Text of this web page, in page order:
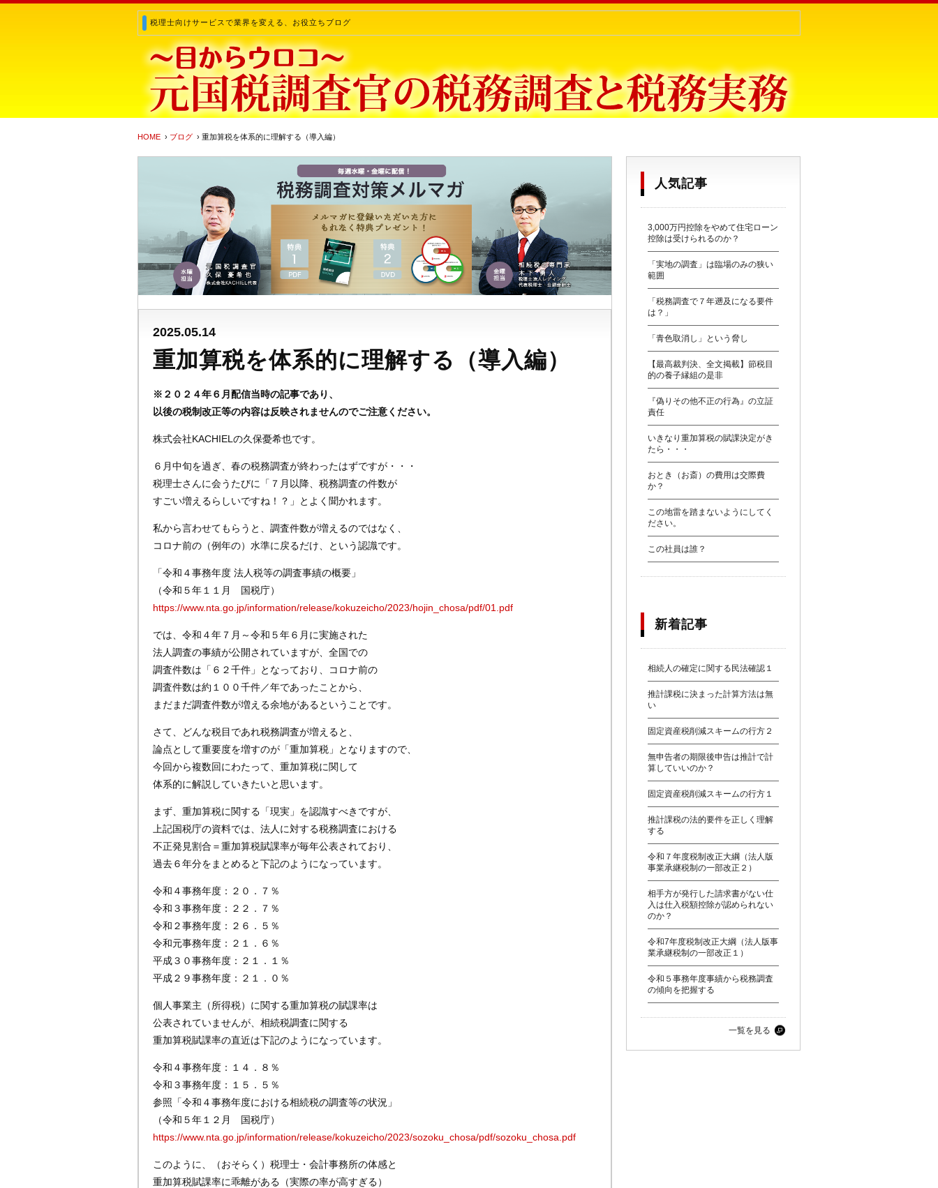
税理士向けサービスで業界を変える、お役立ちブログ
HOME › ブログ › 重加算税を体系的に理解する（導入編）
2025.05.14
重加算税を体系的に理解する（導入編）
※２０２４年６月配信当時の記事であり、
以後の税制改正等の内容は反映されませんのでご注意ください。
株式会社KACHIELの久保憂希也です。
６月中旬を過ぎ、春の税務調査が終わったはずですが・・・
税理士さんに会うたびに「７月以降、税務調査の件数が
すごい増えるらしいですね！？」とよく聞かれます。
私から言わせてもらうと、調査件数が増えるのではなく、
コロナ前の（例年の）水準に戻るだけ、という認識です。
「令和４事務年度 法人税等の調査事績の概要」
（令和５年１１月 国税庁）
https://www.nta.go.jp/information/release/kokuzeicho/2023/hojin_chosa/pdf/01.pdf
では、令和４年７月～令和５年６月に実施された
法人調査の事績が公開されていますが、全国での
調査件数は「６２千件」となっており、コロナ前の
調査件数は約１００千件／年であったことから、
まだまだ調査件数が増える余地があるということです。
さて、どんな税目であれ税務調査が増えると、
論点として重要度を増すのが「重加算税」となりますので、
今回から複数回にわたって、重加算税に関して
体系的に解説していきたいと思います。
まず、重加算税に関する「現実」を認識すべきですが、
上記国税庁の資料では、法人に対する税務調査における
不正発見割合＝重加算税賦課率が毎年公表されており、
過去６年分をまとめると下記のようになっています。
令和４事務年度：２０．７％
令和３事務年度：２２．７％
令和２事務年度：２６．５％
令和元事務年度：２１．６％
平成３０事務年度：２１．１％
平成２９事務年度：２１．０％
個人事業主（所得税）に関する重加算税の賦課率は
公表されていませんが、相続税調査に関する
重加算税賦課率の直近は下記のようになっています。
令和４事務年度：１４．８％
令和３事務年度：１５．５％
参照「令和４事務年度における相続税の調査等の状況」
（令和５年１２月 国税庁）
https://www.nta.go.jp/information/release/kokuzeicho/2023/sozoku_chosa/pdf/sozoku_chosa.pdf
このように、（おそらく）税理士・会計事務所の体感と
重加算税賦課率に乖離がある（実際の率が高すぎる）
人気記事
3,000万円控除をやめて住宅ローン
控除は受けられるのか？
「実地の調査」は臨場のみの狭い
範囲
「税務調査で７年遡及になる要件
は？」
「青色取消し」という脅し
【最高裁判決、全文掲載】節税目
的の養子縁組の是非
『偽りその他不正の行為』の立証
責任
いきなり重加算税の賦課決定がき
たら・・・
おとき（お斎）の費用は交際費
か？
この地雷を踏まないようにしてく
ださい。
この社員は誰？
新着記事
相続人の確定に関する民法確認１
推計課税に決まった計算方法は無
い
固定資産税削減スキームの行方２
無申告者の期限後申告は推計で計
算していいのか？
固定資産税削減スキームの行方１
推計課税の法的要件を正しく理解
する
令和７年度税制改正大綱（法人版
事業承継税制の一部改正２）
相手方が発行した請求書がない仕
入は仕入税額控除が認められない
のか？
令和7年度税制改正大綱（法人版事
業承継税制の一部改正１）
令和５事務年度事績から税務調査
の傾向を把握する
一覧を見る